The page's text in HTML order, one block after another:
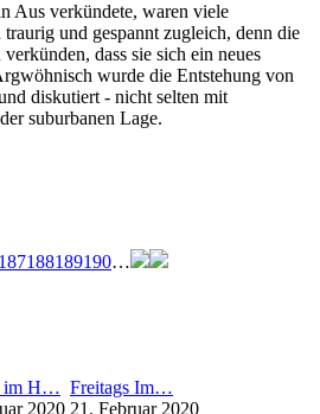
Aus verkündete, waren viele
und gespannt zugleich, denn die
dass sie sich ein neues
wurde die Entstehung von
diskutiert - nicht selten mit
suburbanen Lage.
187188189190…
im H…
2020
Freitags Im…
21. Februar 2020